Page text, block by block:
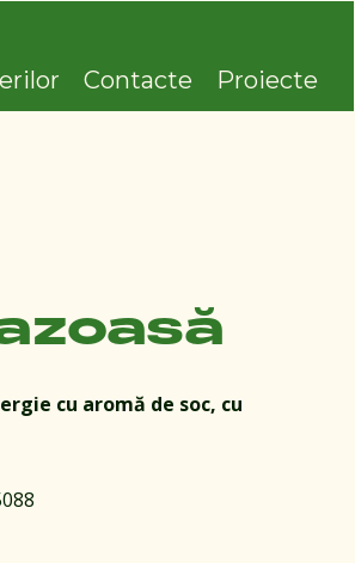
Contacte Proiecte
cu aromă de soc, cu